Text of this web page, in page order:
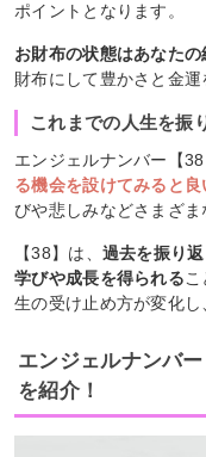
ポイントとなります。
お財布の状態はあなた
財布にして豊かさと金運
これまでの人生を振
エンジェルナンバー【38
る機会を設けてみると良
びや悲しみなどさまざま
【38】は、 過去を振り
学びや成長を得られるこ
生の受け止め方が変化し
エンジェルナンバ
を紹介！